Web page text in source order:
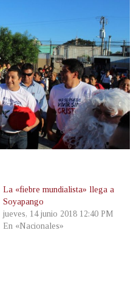
La «fiebre mundialista» llega a
Soyapango
jueves, 14 junio 2018 12:40 PM
En «Nacionales»